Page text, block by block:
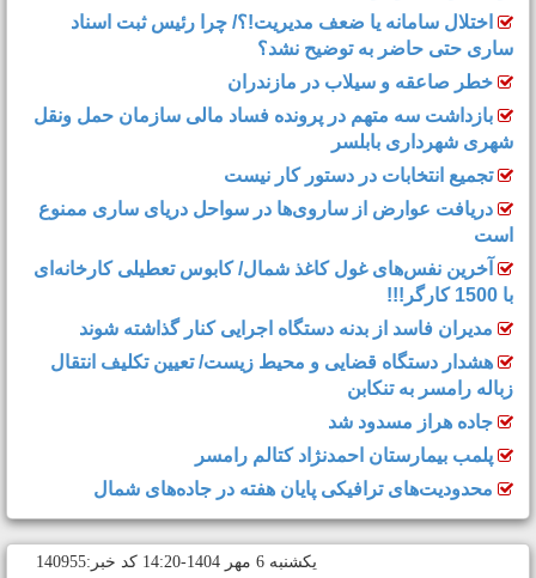
اختلال سامانه یا ضعف مدیریت!؟/ چرا رئیس ثبت اسناد
ساری حتی حاضر به توضیح نشد؟
خطر صاعقه و سیلاب در مازندران
بازداشت سه متهم در پرونده فساد مالی سازمان حمل‌ ونقل
شهری شهرداری بابلسر
تجمیع انتخابات در دستور کار نیست
دریافت عوارض از ساروی‌ها در سواحل دریای ساری ممنوع
است
آخرین نفس‌های غول کاغذ شمال‌/ ‌کابوس تعطیلی کارخانه‌ای
مدیران فاسد از بدنه دستگاه اجرایی کنار گذاشته شوند
هشدار دستگاه قضایی و محیط زیست/ تعیین تکلیف انتقال
زباله رامسر به تنکابن
جاده هراز مسدود شد
پلمب بیمارستان احمدنژاد کتالم رامسر
محدودیت‌های ترافیکی پایان هفته در جاده‌های شمال
يکشنبه 6 مهر 1404-14:20 کد خبر:140955